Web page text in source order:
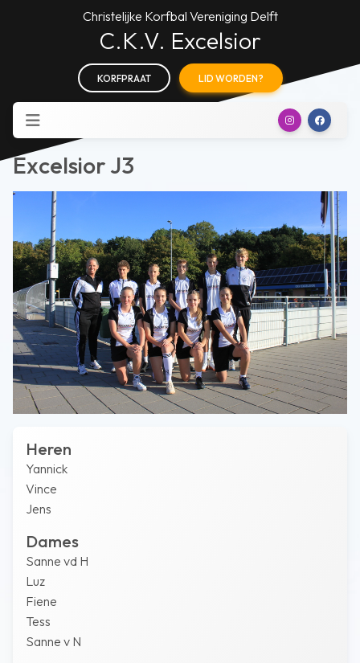
Christelijke Korfbal Vereniging Delft
C.K.V. Excelsior
KORFPRAAT LID WORDEN?
Excelsior J3
Heren
Yannick
Vince
Jens
Dames
Sanne vd H
Luz
Fiene
Tess
Sanne v N